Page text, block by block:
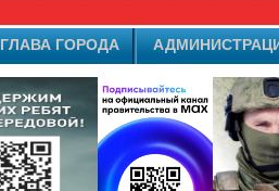
ГЛАВА ГОРОДА